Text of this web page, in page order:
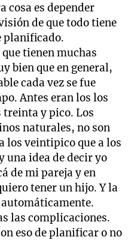
cosa es depender
de que todo tiene
planificado.
tienen muchas
bien que en general,
cada vez se fue
Antes eran los los
y pico. Los
naturales, no son
los veintipico que a los
una idea de decir yo
de mi pareja y en
tener un hijo. Y la
automáticamente.
las complicaciones.
eso de planificar o no